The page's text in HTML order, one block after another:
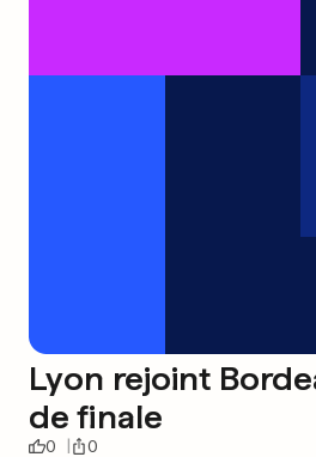
Lyon rejoint
de finale
0 0